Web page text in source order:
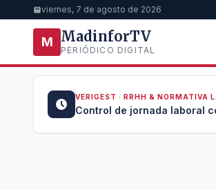
viernes, 7 de agosto de 2026
M MadinforTV
PERIÓDICO DIGITAL
VERIGEST · RRHH & NORMATIVA
Control de jornada laboral